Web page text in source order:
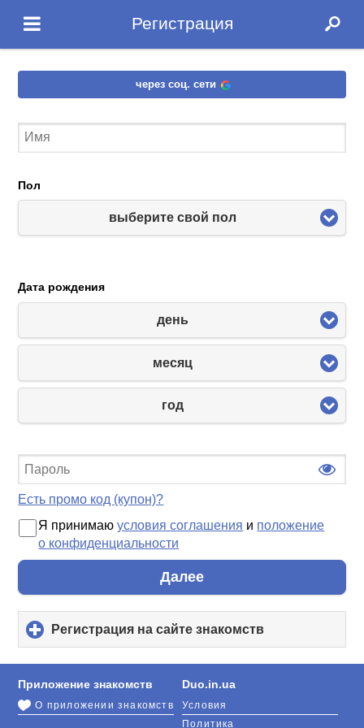
Регистрация
через соц. сети
Пол
выберите свой пол
Дата рождения
день
месяц
год
Есть промо код (купон)?
Я принимаюусловия соглашения и положение
о конфиденциальности
Далее
Регистрация на сайте знакомств
to
expand
Duo.in.ua
Условия
Политика
Приложение знакомств
О приложении знакомств